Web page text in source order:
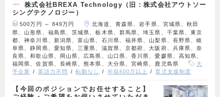
株式会社BREXA Technology（旧：株式会社アウトソー
シングテクノロジー）
500万円 ～ 849万円
北海道、青森県、岩手県、宮城県、秋田
県、山形県、福島県、茨城県、栃木県、群馬県、埼玉県、千葉県、東京
都、神奈川県、新潟県、富山県、石川県、福井県、山梨県、長野県、岐
阜県、静岡県、愛知県、三重県、滋賀県、京都府、大阪府、兵庫県、奈
良県、和歌山県、岡山県、広島県、山口県、香川県、愛媛県、高知県、
福岡県、佐賀県、長崎県、熊本県、大分県、宮崎県、鹿児島県
大
手企業
英語力不問 転勤なし 年収600万以上 育児支援制度
【今回のポジションでお任せすること】